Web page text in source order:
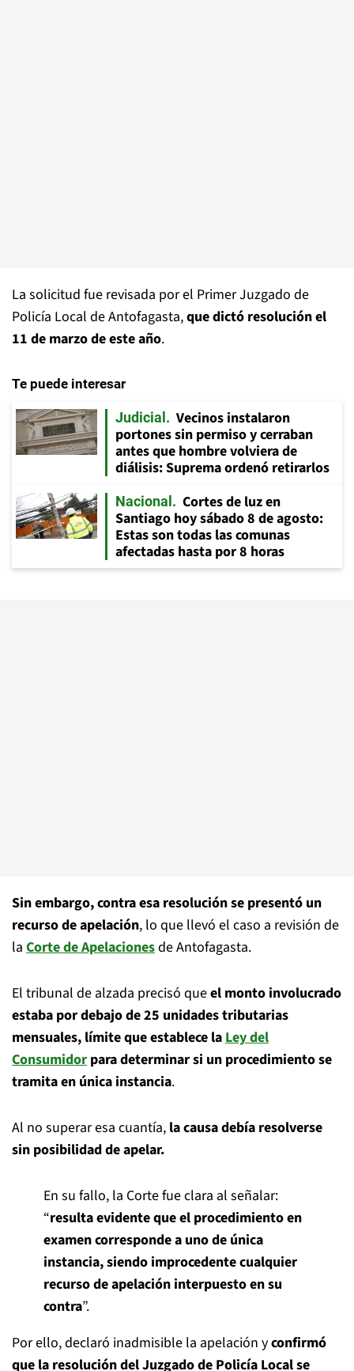
La solicitud fue revisada por el Primer Juzgado de
Policía Local de Antofagasta,que dictó resolución el
11 de marzo de este año.
Te puede interesar
Judicial
Vecinos instalaron
portones sin permiso y cerraban
antes que hombre volviera de
diálisis: Suprema ordenó retirarlos
Nacional
Cortes de luz en
Santiago hoy sábado 8 de agosto:
Estas son todas las comunas
afectadas hasta por 8 horas
Sin embargo, contra esa resolución se presentó un
recurso de apelación, lo que llevó el caso a revisión de
la Corte de Apelacionesde Antofagasta.
El tribunal de alzada precisó queel monto involucrado
estaba por debajo de 25 unidades tributarias
mensuales, límite que establece la Ley del
Consumidor para determinar si un procedimiento se
tramita en única instancia.
Al no superar esa cuantía, la causa debía resolverse
sin posibilidad de apelar.
En su fallo, la Corte fue clara al señalar:
“resulta evidente que el procedimiento en
examen corresponde a uno de única
instancia, siendo improcedente cualquier
recurso de apelación interpuesto en su
contra”.
Por ello, declaró inadmisible la apelación yconfirmó
que la resolución del Juzgado de Policía Local se